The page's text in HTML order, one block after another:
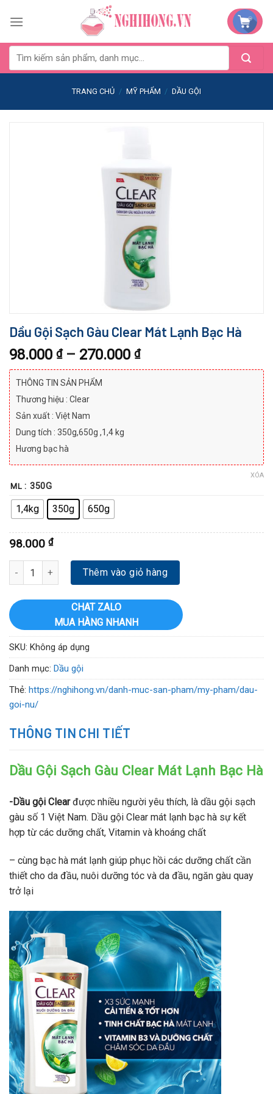
TRANG CHỦ / MỸ PHẨM / DẦU GỘI
Dầu Gội Sạch Gàu Clear Mát Lạnh Bạc Hà
98.000 ₫– 270.000 ₫
THÔNG TIN SẢN PHẨM
Thương hiệu : Clear
Sản xuất : Việt Nam
Dung tích : 350g,650g ,1,4 kg
Hương bạc hà
ML : 350G
1,4kg 350g 650g
XÓA
98.000 ₫
Dầu Gội Sạch Gàu Clear Mát Lạnh Bạc Hà số lượng
Thêm vào giỏ hàng
CHAT ZALO
MUA HÀNG NHANH
SKU: Không áp dụng
Danh mục: Dầu gội
Thẻ: https://nghihong.vn/danh-muc-san-pham/my-pham/dau-
goi-nu/
THÔNG TIN CHI TIẾT
Dầu Gội Sạch Gàu Clear Mát Lạnh Bạc Hà
-Dầu gội Clearđược nhiều người yêu thích, là dầu gội sạch
gàu số 1 Việt Nam. Dầu gội Clear mát lạnh bạc hà sự kết
hợp từ các dưỡng chất, Vitamin và khoáng chất
– cùng bạc hà mát lạnh giúp phục hồi các dưỡng chất cần
thiết cho da đầu, nuôi dưỡng tóc và da đầu, ngăn gàu quay
trở lại